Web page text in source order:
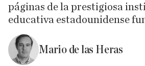
páginas de la prestigiosa
educativa estadounidense
Mario de las Heras